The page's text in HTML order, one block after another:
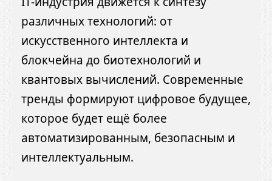
различных технологий: от
искусственного интеллекта и
блокчейна до биотехнологий и
квантовых вычислений. Современные
тренды формируют цифровое будущее,
которое будет ещё более
автоматизированным, безопасным и
интеллектуальным.